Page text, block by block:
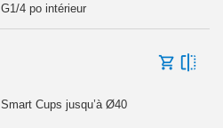
G1/4 po intérieur
Smart Cups jusqu’à Ø40